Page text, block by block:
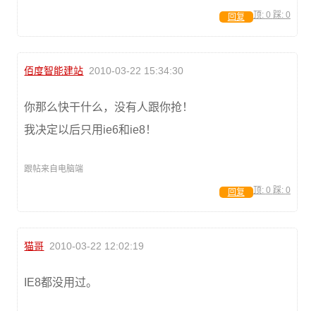
顶: 0 踩: 0
回复
佰度智能建站 2010-03-22 15:34:30
你那么快干什么，没有人跟你抢！
我决定以后只用ie6和ie8！
跟帖来自电脑端
顶: 0 踩: 0
回复
猫哥 2010-03-22 12:02:19
IE8都没用过。